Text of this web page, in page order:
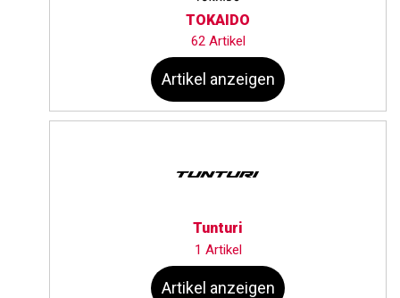
TOKAIDO
62 Artikel
Artikel anzeigen
Tunturi
1 Artikel
Artikel anzeigen